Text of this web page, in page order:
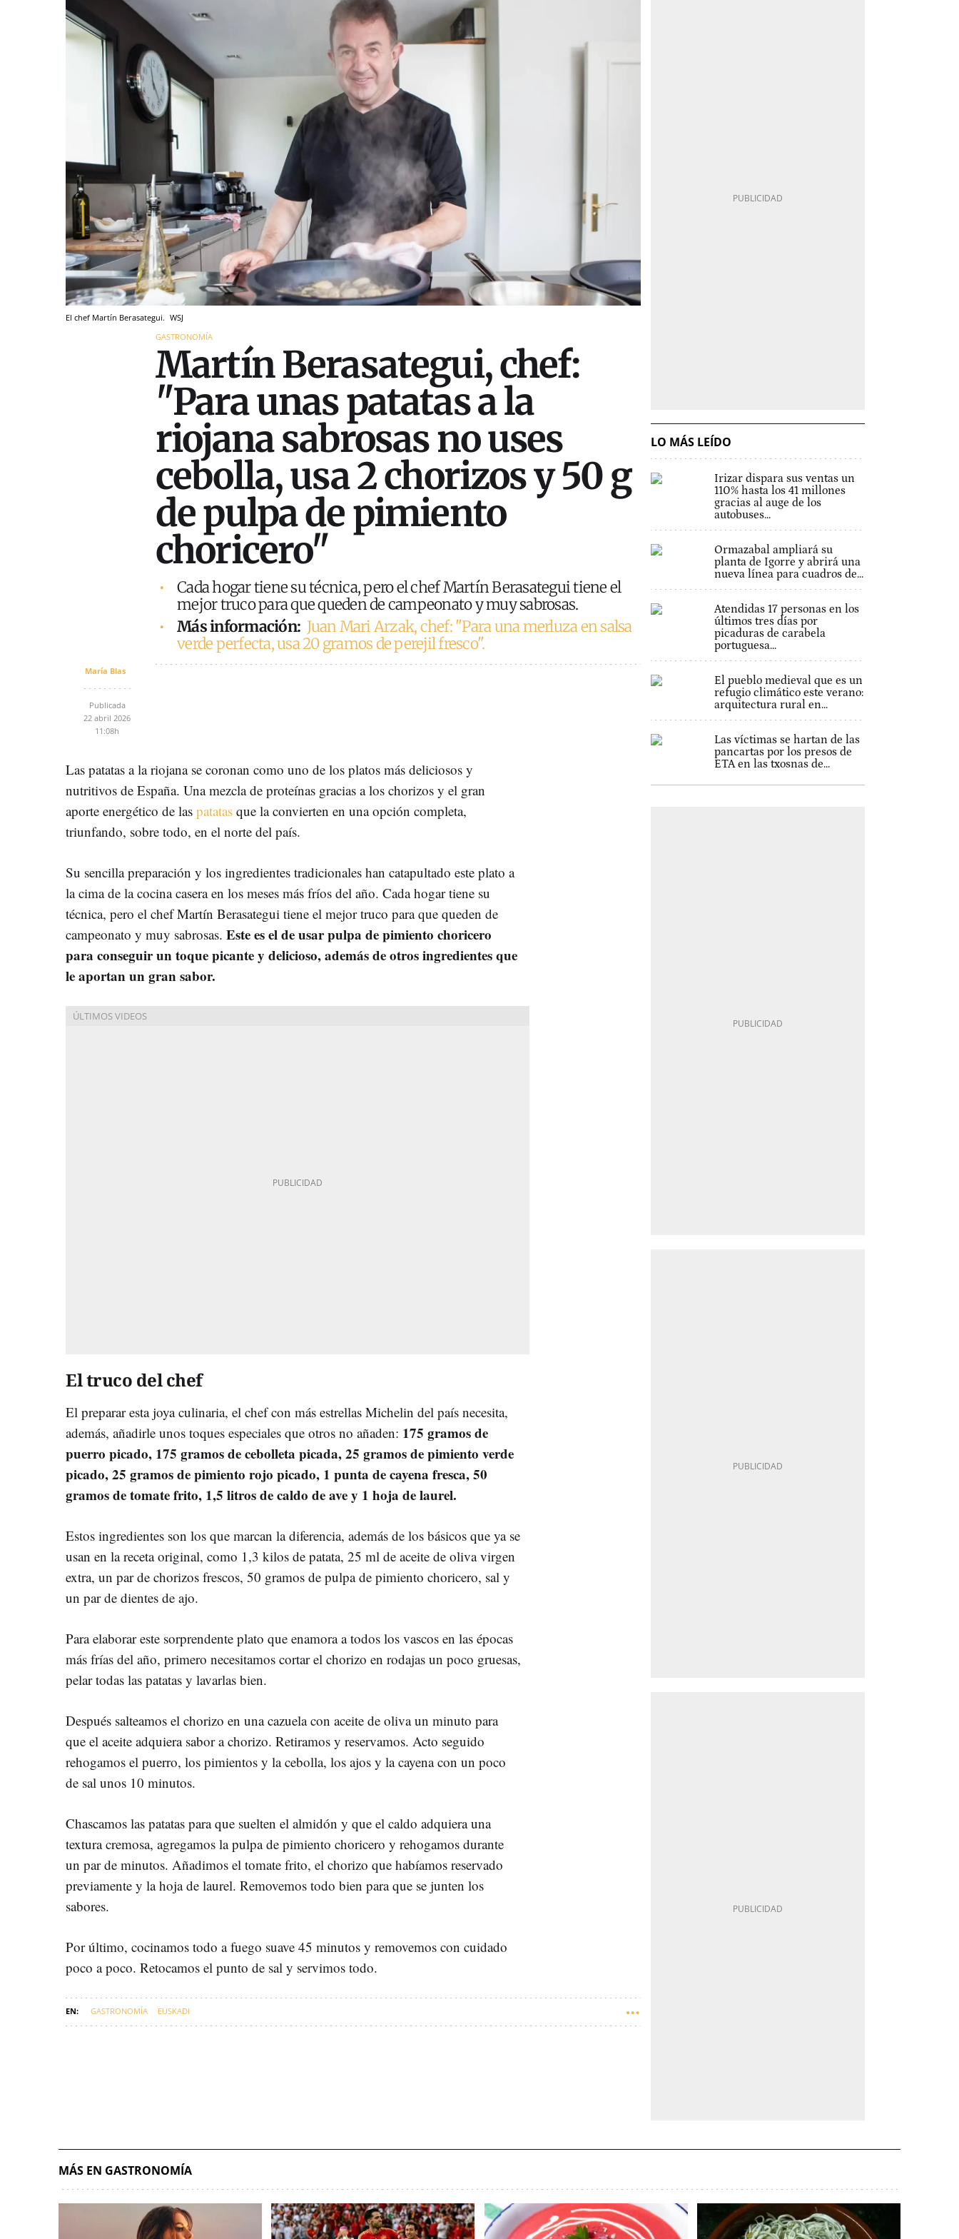
El chef Martín Berasategui. WSJ
GASTRONOMÍA
Martín Berasategui, chef:
"Para unas patatas a la
riojana sabrosas no uses
cebolla, usa 2 chorizos y 50 g
de pulpa de pimiento
choricero"
Cada hogar tiene su técnica, pero el chef Martín Berasategui tiene el
mejor truco para que queden de campeonato y muy sabrosas.
Más información: Juan Mari Arzak, chef: "Para una merluza en salsa
verde perfecta, usa 20 gramos de perejil fresco".
María Blas
Publicada
22 abril 2026
11:08h
Las patatas a la riojana se coronan como uno de los platos más deliciosos y
nutritivos de España. Una mezcla de proteínas gracias a los chorizos y el gran
aporte energético de las patatas que la convierten en una opción completa,
triunfando, sobre todo, en el norte del país.
Su sencilla preparación y los ingredientes tradicionales han catapultado este plato a
la cima de la cocina casera en los meses más fríos del año. Cada hogar tiene su
técnica, pero el chef Martín Berasategui tiene el mejor truco para que queden de
campeonato y muy sabrosas. Este es el de usar pulpa de pimiento choricero
para conseguir un toque picante y delicioso, además de otros ingredientes que
le aportan un gran sabor.
El truco del chef
El preparar esta joya culinaria, el chef con más estrellas Michelin del país necesita,
además, añadirle unos toques especiales que otros no añaden: 175 gramos de
puerro picado, 175 gramos de cebolleta picada, 25 gramos de pimiento verde
picado, 25 gramos de pimiento rojo picado, 1 punta de cayena fresca, 50
gramos de tomate frito, 1,5 litros de caldo de ave y 1 hoja de laurel.
Estos ingredientes son los que marcan la diferencia, además de los básicos que ya se
usan en la receta original, como 1,3 kilos de patata, 25 ml de aceite de oliva virgen
extra, un par de chorizos frescos, 50 gramos de pulpa de pimiento choricero, sal y
un par de dientes de ajo.
Para elaborar este sorprendente plato que enamora a todos los vascos en las épocas
más frías del año, primero necesitamos cortar el chorizo en rodajas un poco gruesas,
pelar todas las patatas y lavarlas bien.
Después salteamos el chorizo en una cazuela con aceite de oliva un minuto para
que el aceite adquiera sabor a chorizo. Retiramos y reservamos. Acto seguido
rehogamos el puerro, los pimientos y la cebolla, los ajos y la cayena con un poco
de sal unos 10 minutos.
Chascamos las patatas para que suelten el almidón y que el caldo adquiera una
textura cremosa, agregamos la pulpa de pimiento choricero y rehogamos durante
un par de minutos. Añadimos el tomate frito, el chorizo que habíamos reservado
previamente y la hoja de laurel. Removemos todo bien para que se junten los
sabores.
Por último, cocinamos todo a fuego suave 45 minutos y removemos con cuidado
poco a poco. Retocamos el punto de sal y servimos todo.
GASTRONOMÍA EUSKADI
LO MÁS LEÍDO
Irizar dispara sus ventas un
110% hasta los 41 millones
gracias al auge de los
autobuses...
Ormazabal ampliará su
planta de Igorre y abrirá una
nueva línea para cuadros de...
Atendidas 17 personas en los
últimos tres días por
picaduras de carabela
portuguesa...
El pueblo medieval que es un
refugio climático este verano:
arquitectura rural en...
Las víctimas se hartan de las
pancartas por los presos de
ETA en las txosnas de...
MÁS EN GASTRONOMÍA